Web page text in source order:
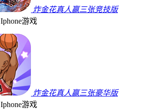
炸金花真人赢三张竞技版
Iphone游戏
炸金花真人赢三张豪华版
Iphone游戏